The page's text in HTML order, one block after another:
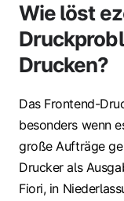
Wie löst
Drucken?
Das Frontend-
besonders wenn
große Aufträge
Drucker als
Fiori, in